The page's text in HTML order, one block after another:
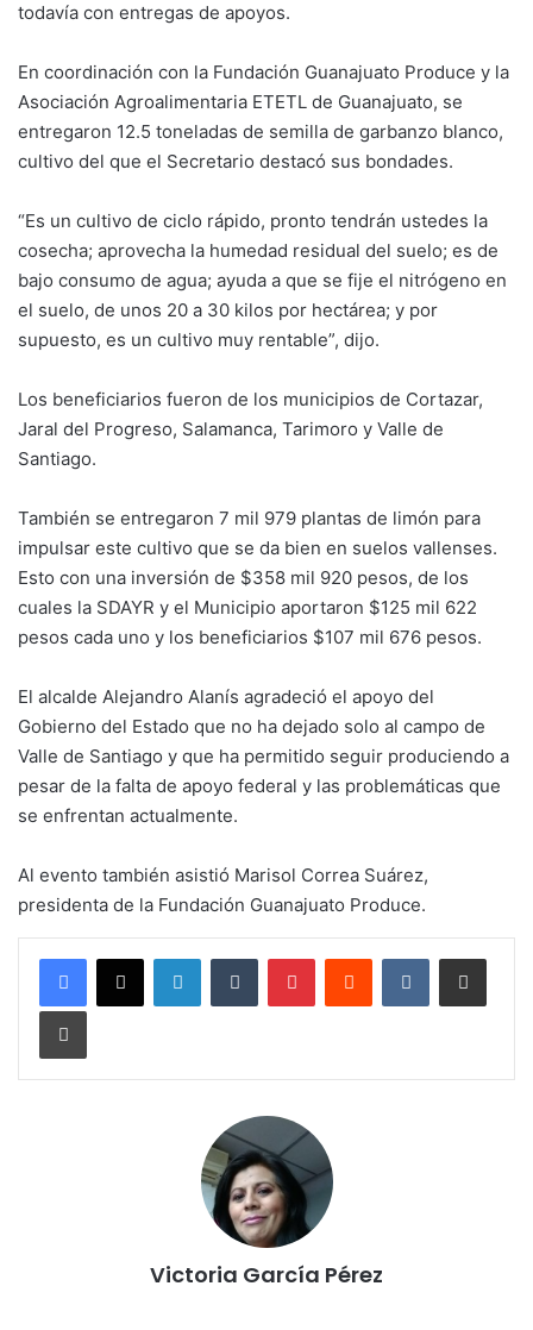
todavía con entregas de apoyos.
En coordinación con la Fundación Guanajuato Produce y la
Asociación Agroalimentaria ETETL de Guanajuato, se
entregaron 12.5 toneladas de semilla de garbanzo blanco,
cultivo del que el Secretario destacó sus bondades.
“Es un cultivo de ciclo rápido, pronto tendrán ustedes la
cosecha; aprovecha la humedad residual del suelo; es de
bajo consumo de agua; ayuda a que se fije el nitrógeno en
el suelo, de unos 20 a 30 kilos por hectárea; y por
supuesto, es un cultivo muy rentable”, dijo.
Los beneficiarios fueron de los municipios de Cortazar,
Jaral del Progreso, Salamanca, Tarimoro y Valle de
Santiago.
También se entregaron 7 mil 979 plantas de limón para
impulsar este cultivo que se da bien en suelos vallenses.
Esto con una inversión de $358 mil 920 pesos, de los
cuales la SDAYR y el Municipio aportaron $125 mil 622
pesos cada uno y los beneficiarios $107 mil 676 pesos.
El alcalde Alejandro Alanís agradeció el apoyo del
Gobierno del Estado que no ha dejado solo al campo de
Valle de Santiago y que ha permitido seguir produciendo a
pesar de la falta de apoyo federal y las problemáticas que
se enfrentan actualmente.
Al evento también asistió Marisol Correa Suárez,
presidenta de la Fundación Guanajuato Produce.
LinkedInTumblr PinterestReddit VKontakteCompartir por
Imprimir
Victoria García Pérez